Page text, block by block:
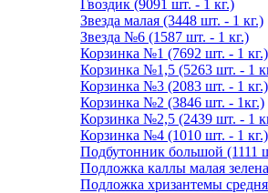
Гвоздик (9091 шт. - 1 кг.)
Звезда малая (3448 шт. - 1 кг.)
Звезда №6 (1587 шт. - 1 кг.)
Корзинка №1 (7692 шт. - 1 кг.)
Корзинка №1,5 (5263 шт. - 1
Корзинка №3 (2083 шт. - 1 кг.)
Корзинка №2 (3846 шт. - 1кг.)
Корзинка №2,5 (2439 шт. - 1
Корзинка №4 (1010 шт. - 1 кг.)
Подбутонник большой (1111
Подложка каллы малая
Подложка хризантемы